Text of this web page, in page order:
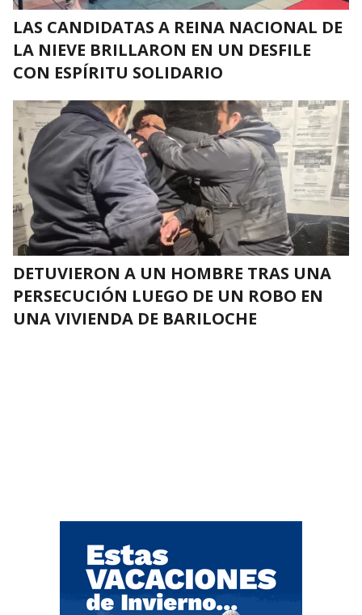
LAS CANDIDATAS A REINA NACIONAL DE
LA NIEVE BRILLARON EN UN DESFILE
CON ESPÍRITU SOLIDARIO
DETUVIERON A UN HOMBRE TRAS UNA
PERSECUCIÓN LUEGO DE UN ROBO EN
UNA VIVIENDA DE BARILOCHE